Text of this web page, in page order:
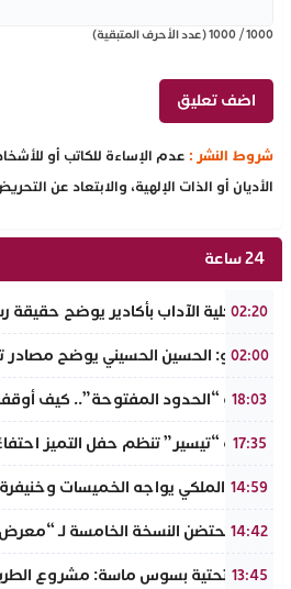
1000
/
1000(عدد الأحرف المتبقية)
شروط النشر : عدم الإساءة للكاتب أو
الأديان أو الذات الإلهية، والابتعاد عن
24 ساعة
02:20
عميد كلية الآداب بأكادير يوضح حقيقة
02:00
بالفيديو: الحسين الحسيني يوضح
18:03
​سيناريو “الحدود المفتوحة”.. كيف
17:35
جمعية “تيسير” تنظم حفل التميز احتفاءً بالذكرى الـ27 لعيد العرش المجيد وتطلق مبادرة
14:59
الجيش الملكي يواجه الخميسات
14:42
إنزكان تحتضن النسخة الخامسة لـ
13:45
البنية التحتية بسوس ماسة: مشروع